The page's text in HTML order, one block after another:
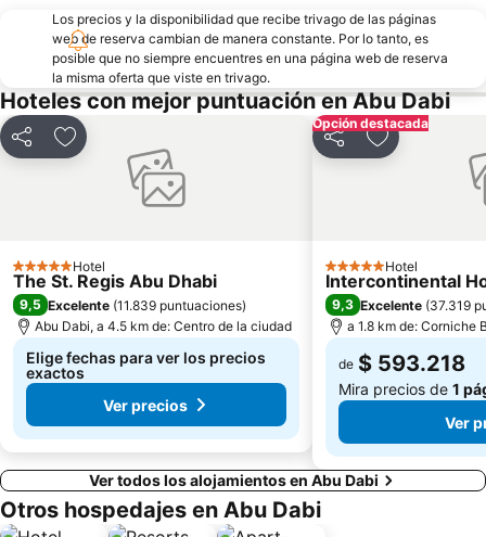
Los precios y la disponibilidad que recibe trivago de las páginas
web de reserva cambian de manera constante. Por lo tanto, es
posible que no siempre encuentres en una página web de reserva
la misma oferta que viste en trivago.
Hoteles con mejor puntuación en Abu Dabi
CompartirAgregar a favoritos
5 EstrellasHotel
The St. Regis Abu Dhabi
9,5 Excelente (11.839 puntuaciones)
Abu Dabi, a 4.5 km de: Centro de la ciudad
Elige fechas para ver los precios
exactos
Ver precios
Opción destacada
CompartirAgregar a
5 EstrellasHotel
Intercontinental
9,3 Excelente (37.319
a 1.8 km de: Corniche
de $ 593.218
Mira precios de 1
Ver
Ver todos los alojamientos en Abu Dabi
Otros hospedajes en Abu Dabi